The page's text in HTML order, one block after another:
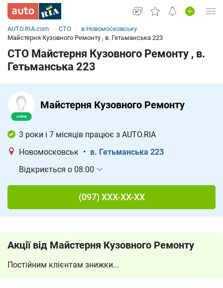
Увійти в кабінет
Вживані авто
Новини
Все для авто
AUTO.RIA.com СТО
в Новомосковську
Майстерня Кузовного Ремонту , в. Гетьманська 223
СТО Майстерня Кузовного Ремонту , в.
Гетьманська 223
Майстерня Кузовного Ремонту
3 роки і 7 місяців працює з AUTO.RIA
Новомосковськ • в. Гетьманська 223
Відкриється о 08:00
(097) XXX-XX-XX
Акції від Майстерня Кузовного Ремонту
Постійним клієнтам знижки...